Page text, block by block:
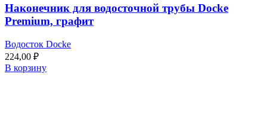
Наконечник для водосточной трубы Docke
Premium, графит
Водосток Docke
224,00 ₽
В корзину